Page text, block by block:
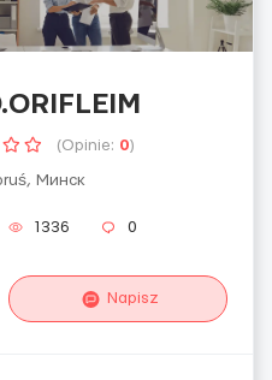
(Opinie: 0)
Минск
1336 0
Napisz